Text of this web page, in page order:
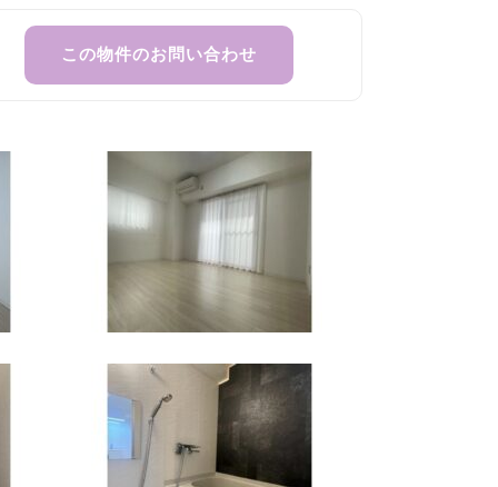
この物件のお問い合わせ